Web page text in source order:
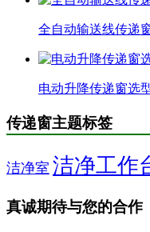
全自动输送线传递
电动升降传递窗选
传递窗主题标签
洁净室 洁净工作
真诚期待与您的合作